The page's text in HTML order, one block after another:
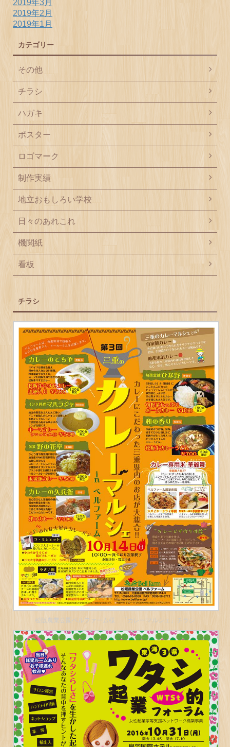
2019年3月
2019年2月
2019年1月
カテゴリー
その他
チラシ
ハガキ
ポスター
ロゴマーク
制作実績
地立おもしろい学校
日々のあれこれ
機関紙
看板
チラシ
松阪農業公園ベルファーム様 「カレーマルシェ」チラシ